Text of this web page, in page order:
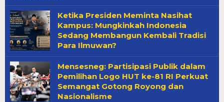
Ketika Presiden Meminta Nasihat
Kampus: Mungkinkah Indonesia
Sedang Membangun Kembali Tradisi
Para Ilmuwan?
Mensesneg: Partisipasi Publik dalam
Pemilihan Logo HUT ke-81 RI Perkuat
Semangat Gotong Royong dan
Nasionalisme